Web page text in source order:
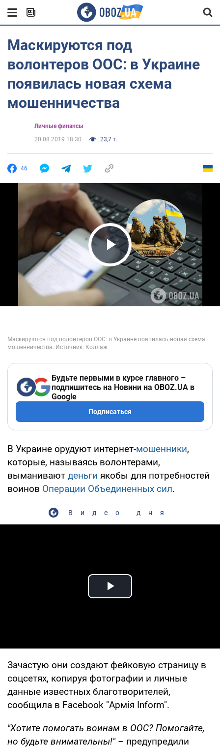
Маскируются под
волонтеров ООС: в Украине
появилась новая схема
мошенничества
Личные финансы
20.08.2019 18:30
23,7 т.
46
Play Video
Будьте первыми в курсе главного –
подпишитесь на Новини на OBOZ.UA в
Google
Подписаться
В Украине орудуют интернет-мошенники,
которые, называясь волонтерами,
выманивают деньги якобы для потребностей
воинов Операции Объединенных сил.
Видео дня
Play Video
Зачастую они создают фейковую страницу в
соцсетях, копируя фотографии и личные
данные известных благотворителей,
сообщила в Facebook "Армія Inform".
"Хотите помогать воинам в ООС? Помогайте,
но будьте внимательны!"– предупредили